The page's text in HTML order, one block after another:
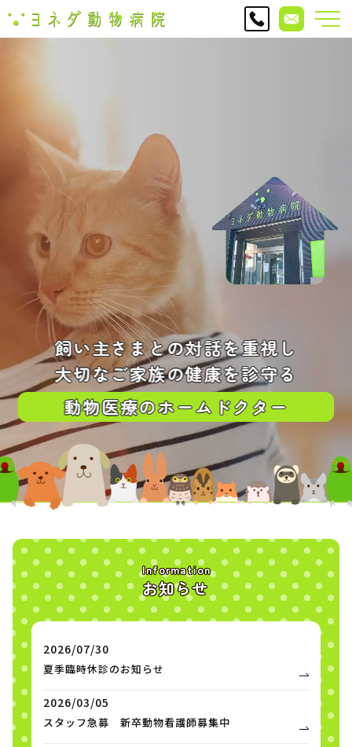
飼い主さまとの対話を重視し
大切なご家族の健康を診守る
動物医療のホーム ドクター
Information
お知らせ
2026/07/30
夏季臨時休診のお知らせ
2026/03/05
スタッフ急募 新卒動物看護師募集中